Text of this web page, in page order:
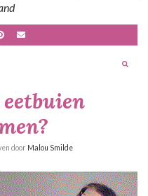
door Malou Smilde